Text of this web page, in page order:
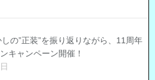
しの”正装”を振り返りながら、11周年
キャンペーン開催！